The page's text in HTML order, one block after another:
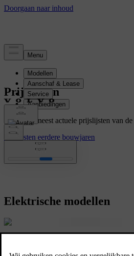
Prijslijsten
Bekijk de meest actuele prijslijsten van
Prijslijsten eerdere bouwjaren
Elektrische modellen